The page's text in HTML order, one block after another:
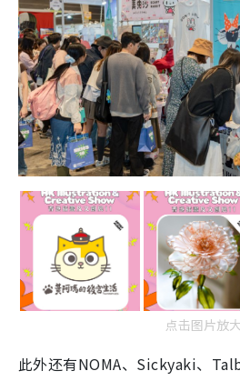
点击图片放大
此外还有NOMA、Sickyaki、